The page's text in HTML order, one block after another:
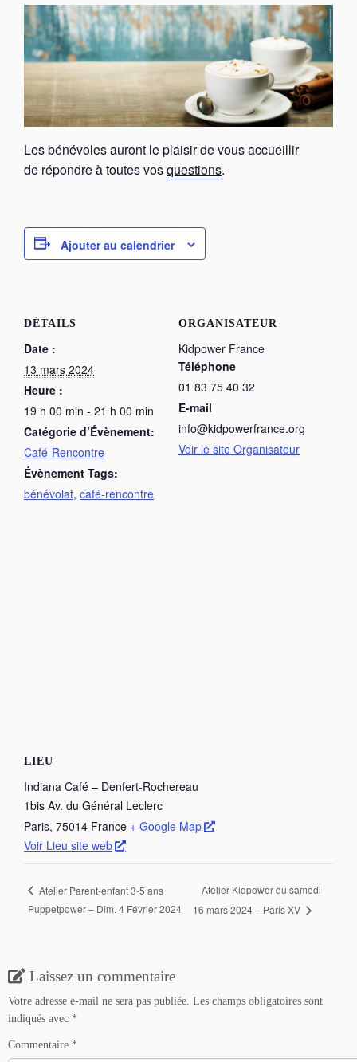
Les bénévoles auront le plaisir de vous accueillir
de répondre à toutes vosquestions.
Ajouter au calendrier
DÉTAILS
Date :
13 mars 2024
Heure :
19 h 00 min - 21 h 00 min
Catégorie d’Évènement:
Café-Rencontre
Évènement Tags:
bénévolat, café-rencontre
ORGANISATEUR
Kidpower France
Téléphone
01 83 75 40 32
E-mail
info@kidpowerfrance.org
Voir le site Organisateur
LIEU
Indiana Café – Denfert-Rochereau
1bis Av. du Général Leclerc
Paris, 75014 France + Google Map
Voir Lieu site web
Atelier Parent-enfant 3-5 ans
Puppetpower – Dim. 4 Février 2024
Atelier Kidpower du samedi
16 mars 2024 – Paris XV
Laissez un commentaire
Votre adresse e-mail ne sera pas publiée. Les champs obligatoires sont
indiqués avec *
Commentaire *